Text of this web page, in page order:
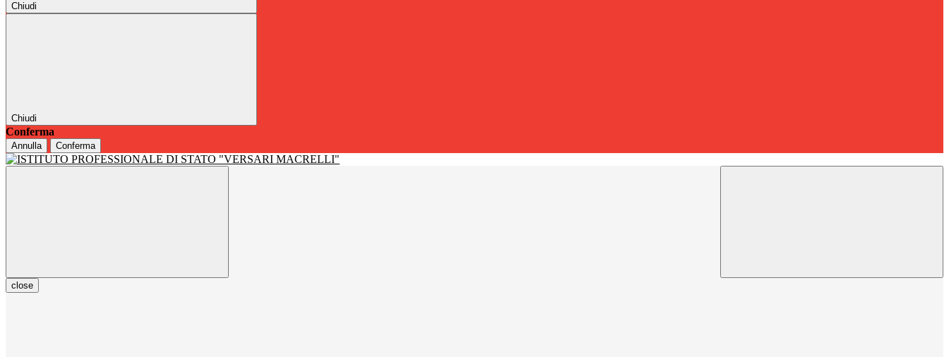
Chiudi
Chiudi
Conferma
Annulla Conferma
close